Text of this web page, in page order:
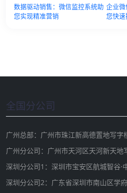
数据驱动销售：微信监控系统助
您实现精准营销
企业
您快
全国分公司
广州总部：广州市珠江新高德置地写字
广州分公司：广州市天河区天河新天地
深圳分公司1：深圳市宝安区航城智谷·
深圳分公司2：广东省深圳市南山区学